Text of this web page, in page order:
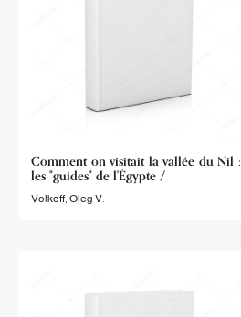
Comment on visitait la vallée du Nil :
les "guides" de l'Égypte /
Volkoff, Oleg V.